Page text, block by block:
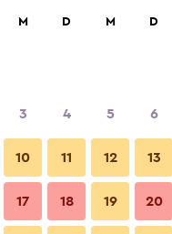
Günstigste Option:
Vermieter pro
64 €
M D M D
3 4 5 6
10 11 12 13
17 18 19 20